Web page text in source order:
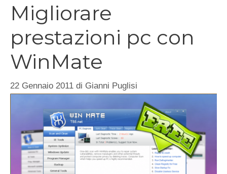
Migliorare
prestazioni pc con
WinMate
22 Gennaio 2011 di Gianni Puglisi